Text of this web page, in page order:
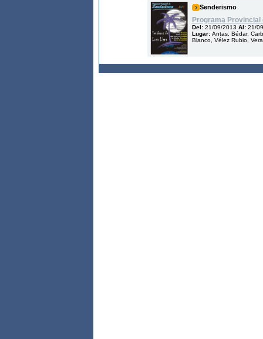
Senderismo
Programa Provincial
Del: 21/09/2013 Al: 21/
Lugar: Antas, Bédar,
Blanco, Vélez Rubio, Vera